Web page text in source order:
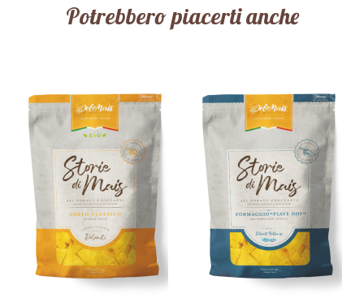
Potrebbero piacerti anche